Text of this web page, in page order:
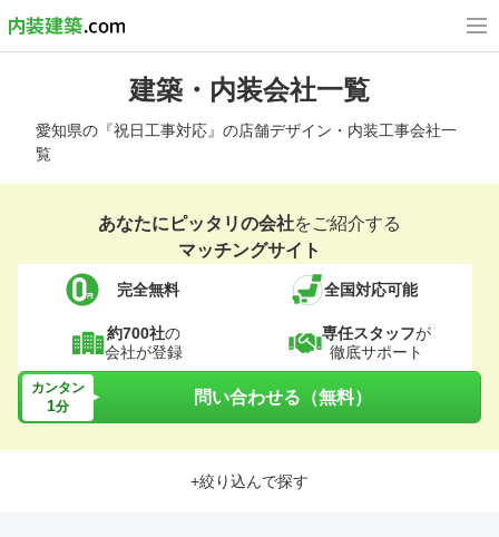
建築・内装会社一覧
愛知県の『祝日工事対応』の店舗デザイン・内装工事会社一
覧
あなたにピッタリの会社をご紹介する
マッチングサイト
完全無料 全国対応可能
約700社の
会社が登録
専任スタッフが
徹底サポート
カンタン
1分 問い合わせる（無料）
+絞り込んで探す